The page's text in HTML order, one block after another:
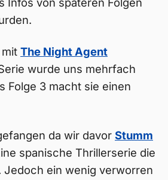
The Night Agent
wurde uns mehrfach
Folge 3 macht sie einen
da wir davor Stumm
spanische Thrillerserie die
ein wenig verworren